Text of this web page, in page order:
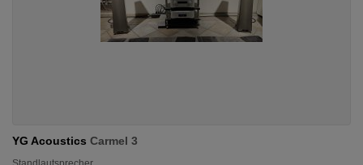
YG Acoustics Carmel 3